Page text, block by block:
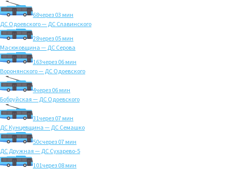
68через 03 мин
ДС Одоевского — ДС Славинского
28через 05 мин
Масюковщина — ДС Серова
163через 06 мин
Воронянского — ДС Одоевского
4через 06 мин
Бобруйская — ДС Одоевского
31через 07 мин
ДС Кунцевщина — ДС Семашко
50счерез 07 мин
ДС Дружная — ДС Сухарево-5
101через 08 мин